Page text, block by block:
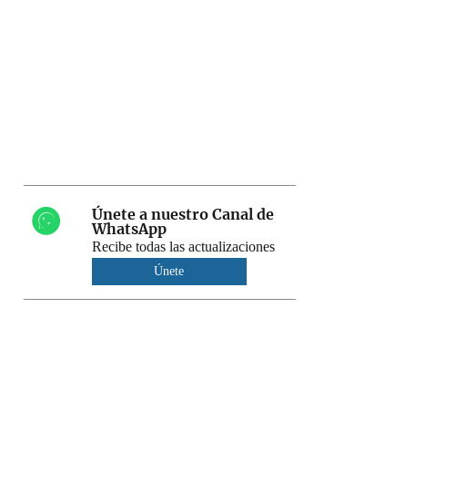
Únete a nuestro Canal de
WhatsApp
Recibe todas las actualizaciones
Únete